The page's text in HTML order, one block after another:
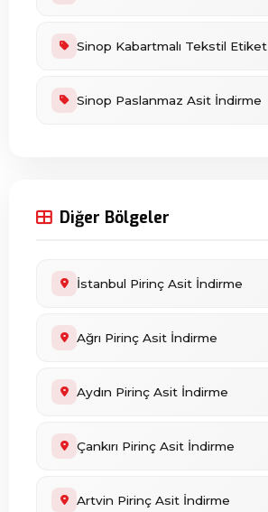
Sinop Kabartmalı Tekstil Etiket
Sinop Paslanmaz Asit İndirme
Diğer Bölgeler
İstanbul Pirinç Asit İndirme
Ağrı Pirinç Asit İndirme
Aydın Pirinç Asit İndirme
Çankırı Pirinç Asit İndirme
Artvin Pirinç Asit İndirme